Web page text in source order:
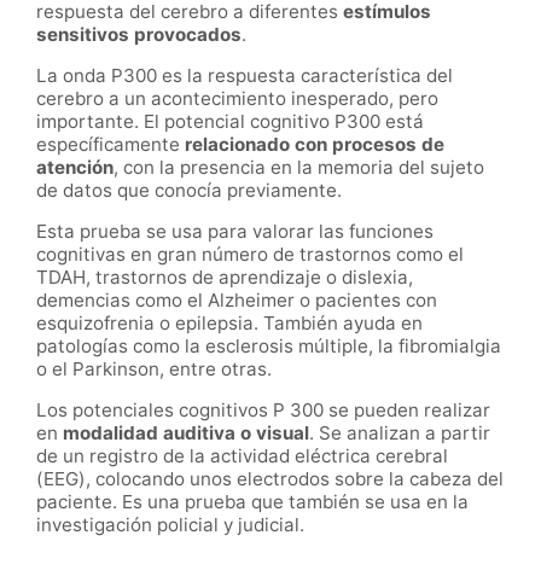
respuesta del cerebro a diferentes estímulos
sensitivos provocados.
La onda P300 es la respuesta característica del
cerebro a un acontecimiento inesperado, pero
importante. El potencial cognitivo P300 está
específicamente relacionado con procesos de
atención, con la presencia en la memoria del sujeto
de datos que conocía previamente.
Esta prueba se usa para valorar las funciones
cognitivas en gran número de trastornos como el
TDAH, trastornos de aprendizaje o dislexia,
demencias como el Alzheimer o pacientes con
esquizofrenia o epilepsia. También ayuda en
patologías como la esclerosis múltiple, la fibromialgia
o el Parkinson, entre otras.
Los potenciales cognitivos P 300 se pueden realizar
en modalidad auditiva o visual. Se analizan a partir
de un registro de la actividad eléctrica cerebral
(EEG), colocando unos electrodos sobre la cabeza del
paciente. Es una prueba que también se usa en la
investigación policial y judicial.